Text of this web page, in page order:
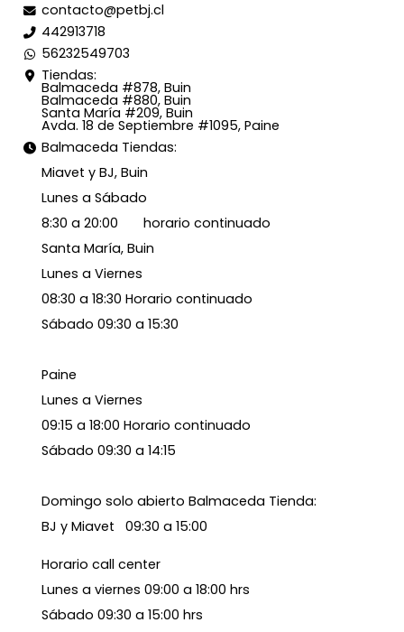
contacto@petbj.cl
442913718
56232549703
Tiendas:
Balmaceda #878, Buin
Balmaceda #880, Buin
Santa María #209, Buin
Avda. 18 de Septiembre #1095, Paine
Balmaceda Tiendas:
Miavet y BJ, Buin
Lunes a Sábado
8:30 a 20:00 horario continuado
Santa María, Buin
Lunes a Viernes
08:30 a 18:30 Horario continuado
Sábado 09:30 a 15:30
Paine
Lunes a Viernes
09:15 a 18:00 Horario continuado
Sábado 09:30 a 14:15
Domingo solo abierto Balmaceda Tienda:
BJ y Miavet 09:30 a 15:00
Horario call center
Lunes a viernes 09:00 a 18:00 hrs
Sábado 09:30 a 15:00 hrs